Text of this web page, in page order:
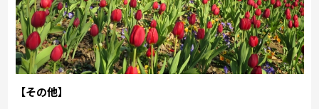
【その他】